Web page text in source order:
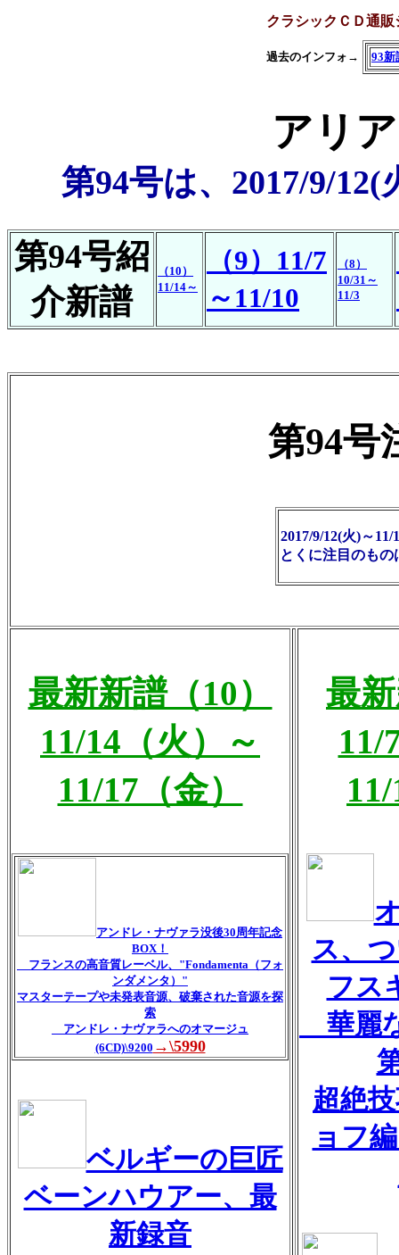
クラシックＣＤ通
過去のインフォ→ 93新
アリ
第94号は、2017/9/
第94号紹
介新譜
（10）
11/14～
（9）11/7
～11/10
（8）
10/31～
11/3
第94号
2017/9/12(火)～
とくに注目のも
最新新譜（10）
11/14（火）～
11/17（金）
アンドレ・ナヴァラ没後30周年記念
BOX！
フランスの高音質レーベル、"Fondamenta（フォ
ンダメンタ）"
マスターテープや未発表音源、破棄された音源を探
索
アンドレ・ナヴァラへのオマージュ
(6CD)\9200 →\5990
ベルギーの巨匠
ベーンハウアー、最
新録音
最
11/
ス、
フス
華麗
超絶
ョフ